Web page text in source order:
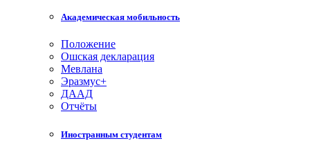
Академическая мобильность
Положение
Ошская декларация
Мевлана
Эразмус+
ДААД
Отчёты
Иностранным студентам